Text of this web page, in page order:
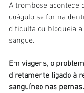
A trombose acontece
coágulo se forma
dificulta ou bloqueia
sangue.
Em viagens, o
diretamente ligado à
sanguíneo nas pernas.